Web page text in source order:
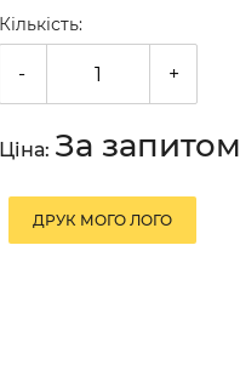
Кількість:
- +
Ціна: За запитом
ДРУК МОГО ЛОГО